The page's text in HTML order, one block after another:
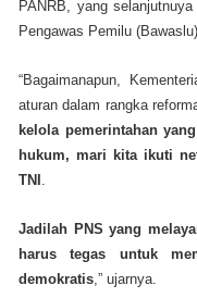
PANRB, yang
Pengawas Pemilu (Bawaslu).
“Bagaimanapun,
aturan dalam rangka
kelola pemerintahan
hukum, mari kita ikuti
TNI
Jadilah PNS yang
harus tegas untuk
demokratis ,” ujarnya.